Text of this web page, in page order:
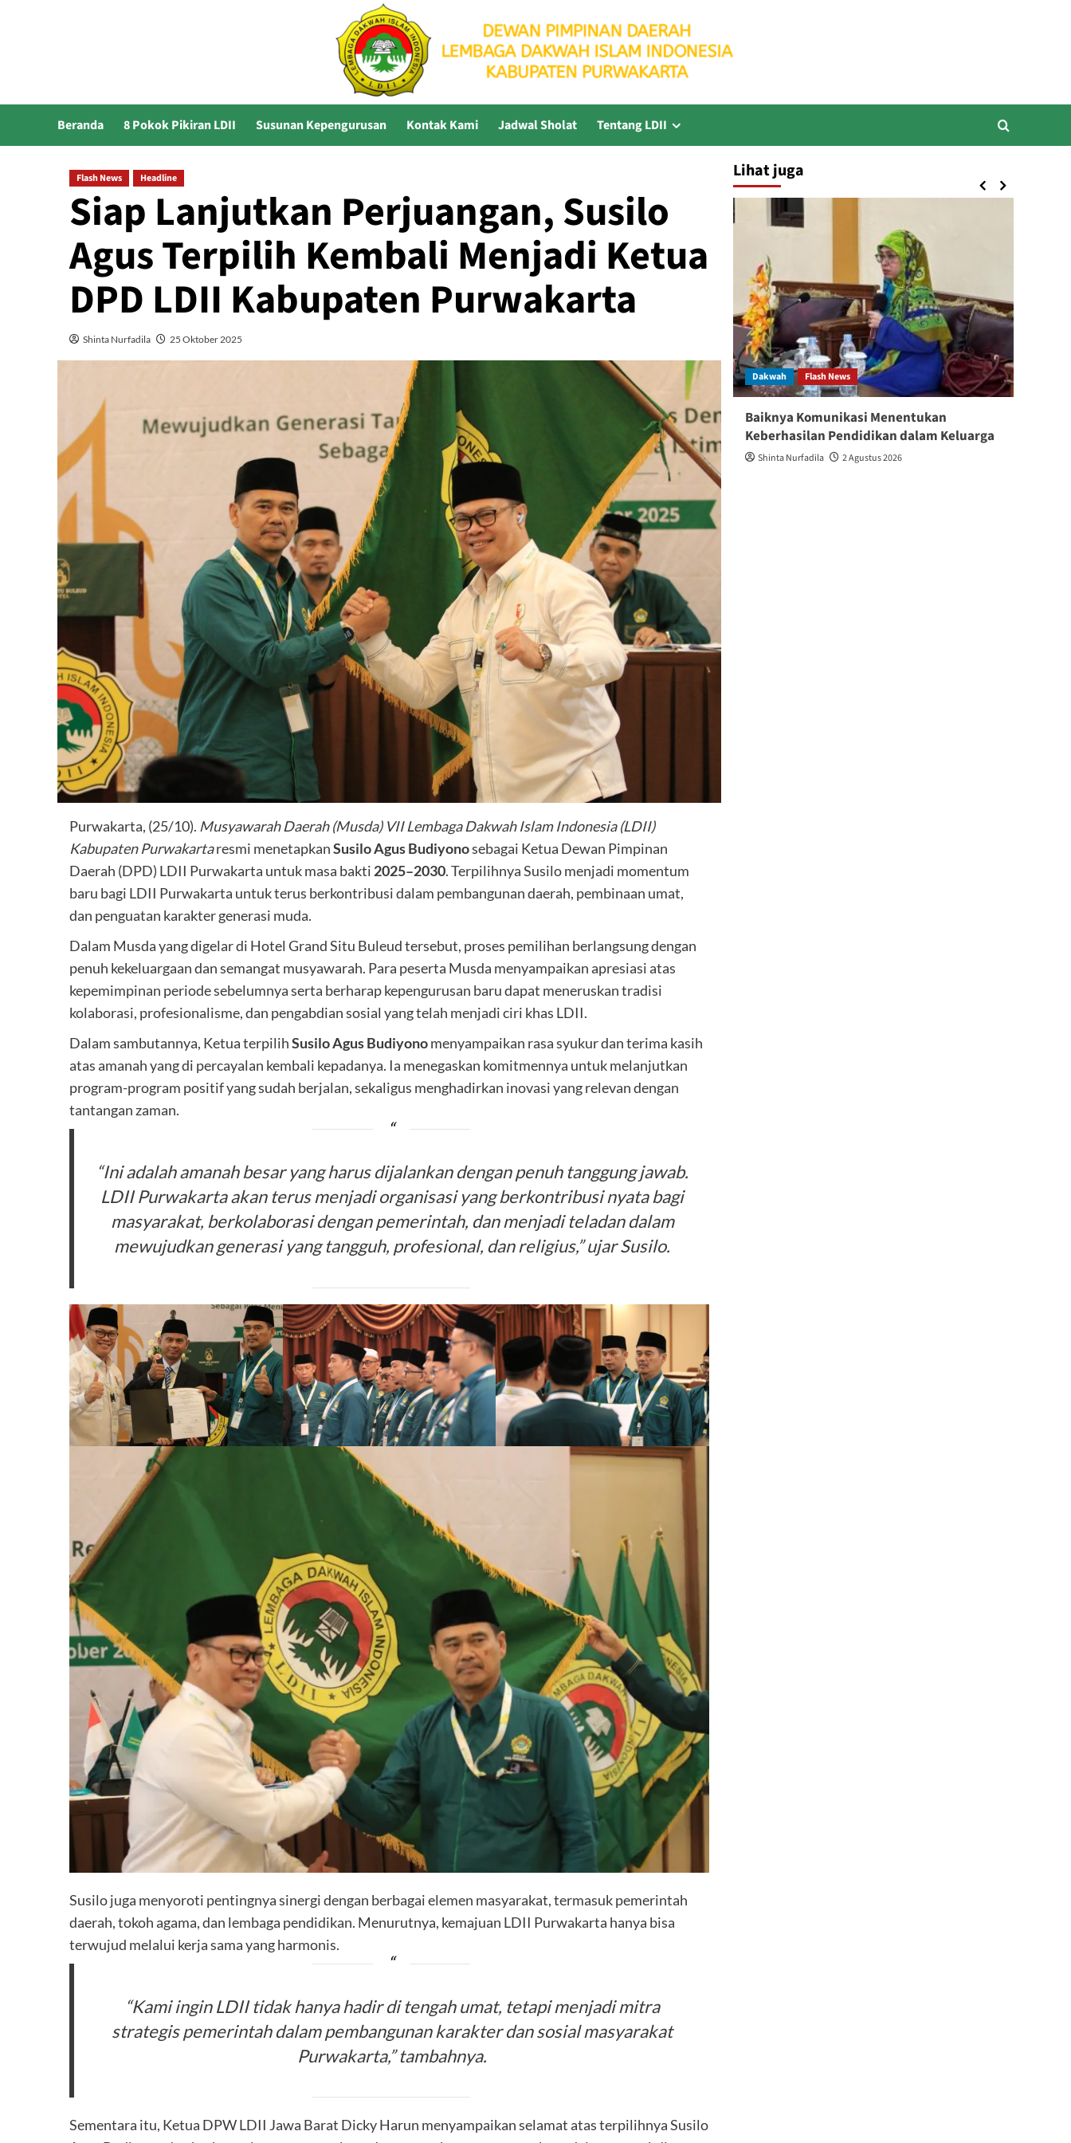
Beranda 8 Pokok Pikiran LDII Susunan Kepengurusan Kontak Kami Jadwal Sholat Tentang LDII
Flash News Headline
Siap Lanjutkan Perjuangan, Susilo
Agus Terpilih Kembali Menjadi Ketua
DPD LDII Kabupaten Purwakarta
Shinta Nurfadila 25 Oktober 2025
Purwakarta, (25/10). Musyawarah Daerah (Musda) VII Lembaga Dakwah Islam Indonesia (LDII)
Kabupaten Purwakartaresmi menetapkanSusilo Agus Budiyonosebagai Ketua Dewan Pimpinan
Daerah (DPD) LDII Purwakarta untuk masa bakti 2025–2030. Terpilihnya Susilo menjadi momentum
baru bagi LDII Purwakarta untuk terus berkontribusi dalam pembangunan daerah, pembinaan umat,
dan penguatan karakter generasi muda.
Dalam Musda yang digelar di Hotel Grand Situ Buleud tersebut, proses pemilihan berlangsung dengan
penuh kekeluargaan dan semangat musyawarah. Para peserta Musda menyampaikan apresiasi atas
kepemimpinan periode sebelumnya serta berharap kepengurusan baru dapat meneruskan tradisi
kolaborasi, profesionalisme, dan pengabdian sosial yang telah menjadi ciri khas LDII.
Dalam sambutannya, Ketua terpilihSusilo Agus Budiyonomenyampaikan rasa syukur dan terima kasih
atas amanah yang di percayalan kembali kepadanya. Ia menegaskan komitmennya untuk melanjutkan
program-program positif yang sudah berjalan, sekaligus menghadirkan inovasi yang relevan dengan
tantangan zaman.
“Ini adalah amanah besar yang harus dijalankan dengan penuh tanggung jawab.
LDII Purwakarta akan terus menjadi organisasi yang berkontribusi nyata bagi
masyarakat, berkolaborasi dengan pemerintah, dan menjadi teladan dalam
mewujudkan generasi yang tangguh, profesional, dan religius,” ujar Susilo.
Susilo juga menyoroti pentingnya sinergi dengan berbagai elemen masyarakat, termasuk pemerintah
daerah, tokoh agama, dan lembaga pendidikan. Menurutnya, kemajuan LDII Purwakarta hanya bisa
terwujud melalui kerja sama yang harmonis.
“Kami ingin LDII tidak hanya hadir di tengah umat, tetapi menjadi mitra
strategis pemerintah dalam pembangunan karakter dan sosial masyarakat
Purwakarta,” tambahnya.
Sementara itu, Ketua DPW LDII Jawa Barat Dicky Harun menyampaikan selamat atas terpilihnya Susilo
Lihat juga
Pengajian Wanita LDII Purwakarta Dalami
Doa-Doa Harian Sesuai Tuntunan
Rasulullah
19 Juli 2026
Dakwah Flash News
Baiknya Komunikasi Menentukan
Keberhasilan Pendidikan dalam Keluarga
Shinta Nurfadila 2 Agustus 2026